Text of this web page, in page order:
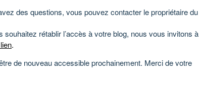
des questions, vous pouvez contacter le propriétaire du
souhaitez rétablir l’accès à votre blog, nous vous invitons à
.
de nouveau accessible prochainement. Merci de votre